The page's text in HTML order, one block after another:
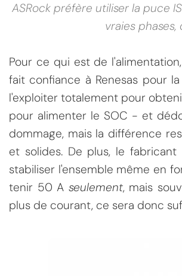
ASRock préfère utiliser la puce
vraies
Pour ce qui est de
fait confiance à Renesas pour
l'exploiter totalement pour
pour alimenter le SOC - et
dommage, mais la différence
et solides. De plus, le
stabiliser l'ensemble même en
tenir 50 A seulement, mais
plus de courant, ce sera donc